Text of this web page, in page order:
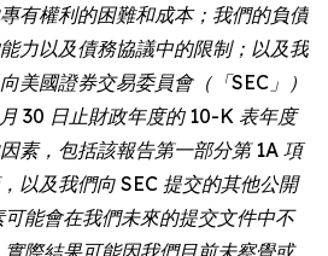
有權利的困難和成本；我們的負債
力以及債務協議中的限制；以及我
美國證券交易委員會（「SEC」）
30 日止財政年度的 10-K 表年度
素，包括該報告第一部分第 1A 項
以及我們向 SEC 提交的其他公開
能會在我們未來的提交文件中不
際結果可能因我們目前未察覺或